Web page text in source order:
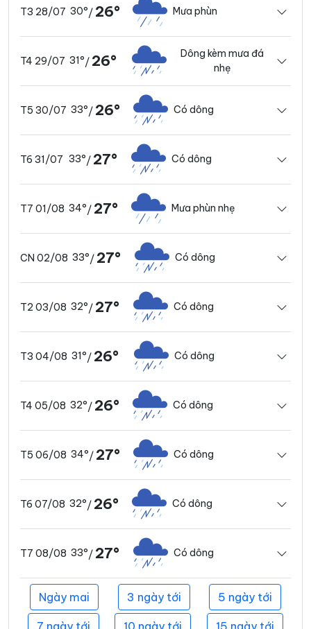
T3 28/07 30°/ 26° Mưa phùn
T4 29/07 31°/ 26°
Dông kèm mưa đá
nhẹ
T5 30/07 33°/ 26° Có dông
T6 31/07 33°/ 27° Có dông
T7 01/08 34°/ 27° Mưa phùn nhẹ
CN 02/08 33°/ 27° Có dông
T2 03/08 32°/ 27° Có dông
T3 04/08 31°/ 26° Có dông
T4 05/08 32°/ 26° Có dông
T5 06/08 34°/ 27° Có dông
T6 07/08 32°/ 26° Có dông
T7 08/08 33°/ 27° Có dông
Ngày mai 3 ngày tới 5 ngày tới
7 ngày tới 10 ngày tới 15 ngày tới